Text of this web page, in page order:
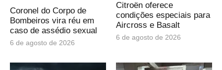
Coronel do Corpo de
Bombeiros vira réu em
caso de assédio sexual
6 de agosto de 2026
Citroën oferece
condições especiais para
Aircross e Basalt
6 de agosto de 2026